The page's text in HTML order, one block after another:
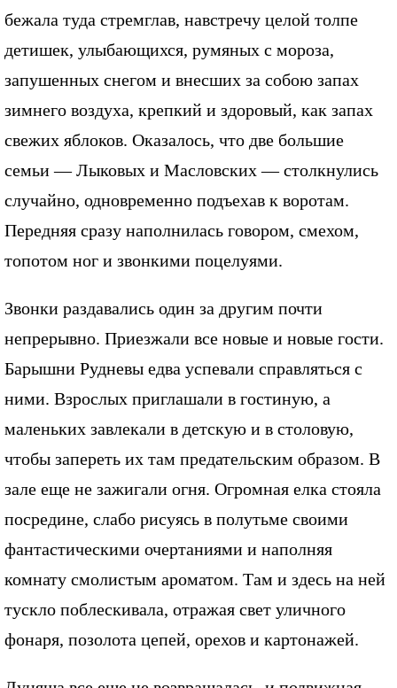
бежала туда стремглав, навстречу целой толпе
детишек, улыбающихся, румяных с мороза,
запушенных снегом и внесших за собою запах
зимнего воздуха, крепкий и здоровый, как запах
свежих яблоков. Оказалось, что две большие
семьи — Лыковых и Масловских — столкнулись
случайно, одновременно подъехав к воротам.
Передняя сразу наполнилась говором, смехом,
топотом ног и звонкими поцелуями.
Звонки раздавались один за другим почти
непрерывно. Приезжали все новые и новые гости.
Барышни Рудневы едва успевали справляться с
ними. Взрослых приглашали в гостиную, а
маленьких завлекали в детскую и в столовую,
чтобы запереть их там предательским образом. В
зале еще не зажигали огня. Огромная елка стояла
посредине, слабо рисуясь в полутьме своими
фантастическими очертаниями и наполняя
комнату смолистым ароматом. Там и здесь на ней
тускло поблескивала, отражая свет уличного
фонаря, позолота цепей, орехов и картонажей.